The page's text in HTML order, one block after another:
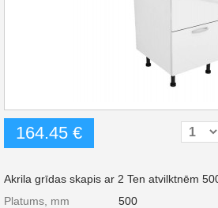
164.45 €
Akrila grīdas skapis ar 2 Ten atvilktnēm
Platums, mm
500